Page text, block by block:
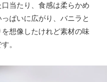
当たり、食感は柔らかめ
ぱいに広がり、バニラと
想像したけれど素材の味
。